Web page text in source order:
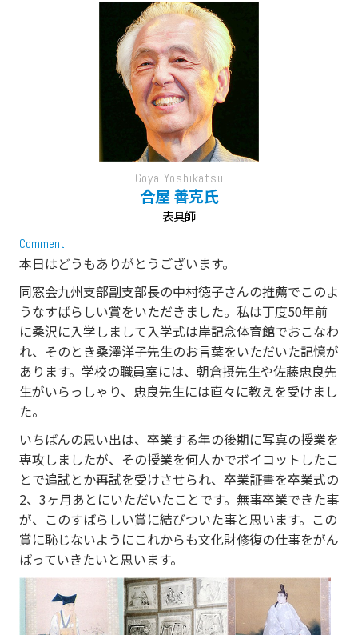
Goya Yoshikatsu
合屋 善克氏
表具師
Comment:
本日はどうもありがとうございます。
同窓会九州支部副支部長の中村徳子さんの推薦でこのよ
うなすばらしい賞をいただきました。私は丁度50年前
に桑沢に入学しまして入学式は岸記念体育館でおこなわ
れ、そのとき桑澤洋子先生のお言葉をいただいた記憶が
あります。学校の職員室には、朝倉摂先生や佐藤忠良先
生がいらっしゃり、忠良先生には直々に教えを受けまし
た。
いちばんの思い出は、卒業する年の後期に写真の授業を
専攻しましたが、その授業を何人かでボイコットしたこ
とで追試とか再試を受けさせられ、卒業証書を卒業式の
2、3ヶ月あとにいただいたことです。無事卒業できた事
が、このすばらしい賞に結びついた事と思います。この
賞に恥じないようにこれからも文化財修復の仕事をがん
ばっていきたいと思います。